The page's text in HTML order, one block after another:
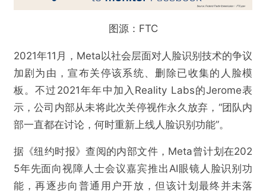
图源：FTC
2021年11月，Meta以社会层面对人脸识别技术的争议
加剧为由，宣布关停该系统、删除已收集的人脸模
板。不过2021年年中加入Reality Labs的Jerome表
示，公司内部从未将此次关停视作永久放弃，“团队内
部一直都在讨论，何时重新上线人脸识别功能”。
据《纽约时报》查阅的内部文件，Meta曾计划在202
5年先面向视障人士会议嘉宾推出AI眼镜人脸识别功
能，再逐步向普通用户开放，但该计划最终并未落